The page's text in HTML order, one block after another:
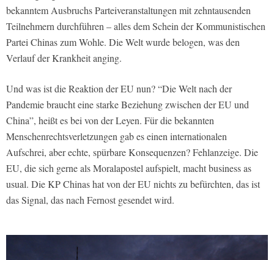
bekanntem Ausbruchs Parteiveranstaltungen mit zehntausenden
Teilnehmern durchführen – alles dem Schein der Kommunistischen
Partei Chinas zum Wohle. Die Welt wurde belogen, was den
Verlauf der Krankheit anging.
Und was ist die Reaktion der EU nun? “Die Welt nach der
Pandemie braucht eine starke Beziehung zwischen der EU und
China”, heißt es bei von der Leyen. Für die bekannten
Menschenrechtsverletzungen gab es einen internationalen
Aufschrei, aber echte, spürbare Konsequenzen? Fehlanzeige. Die
EU, die sich gerne als Moralapostel aufspielt, macht business as
usual. Die KP Chinas hat von der EU nichts zu befürchten, das ist
das Signal, das nach Fernost gesendet wird.